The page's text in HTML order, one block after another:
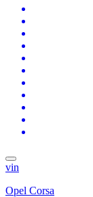
vin
Opel Corsa